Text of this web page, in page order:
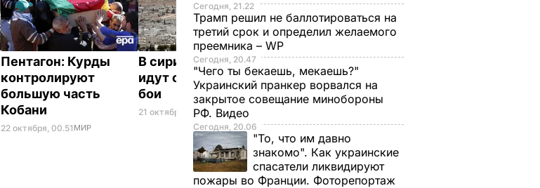
Пентагон: Курды
контролируют
большую часть
Кобани
22 октября, 00.51 МИР
В сирийском Кобани
идут ожесточенные
бои
21 октября, 15.22МИР
США сбросили
курдским бойцам в
Кобани оружие и
медикаменты
20 октября, 07.16МИР
Сегодня, 21.22
Трамп решил не баллотироваться на
третий срок и определил желаемого
преемника – WP
Сегодня, 20.47
"Чего ты бекаешь, мекаешь?"
Украинский пранкер ворвался на
закрытое совещание минобороны
РФ. Видео
Сегодня, 20.06
"То, что им давно
знакомо". Как украинские
спасатели ликвидируют
пожары во Франции. Фоторепортаж